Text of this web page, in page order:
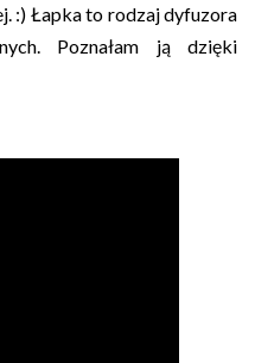
:) Łapka to rodzaj dyfuzora
Poznałam ją dzięki